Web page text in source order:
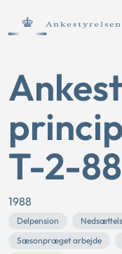
T-2-88
1988
Delpension
Sæsonpræget arbejde